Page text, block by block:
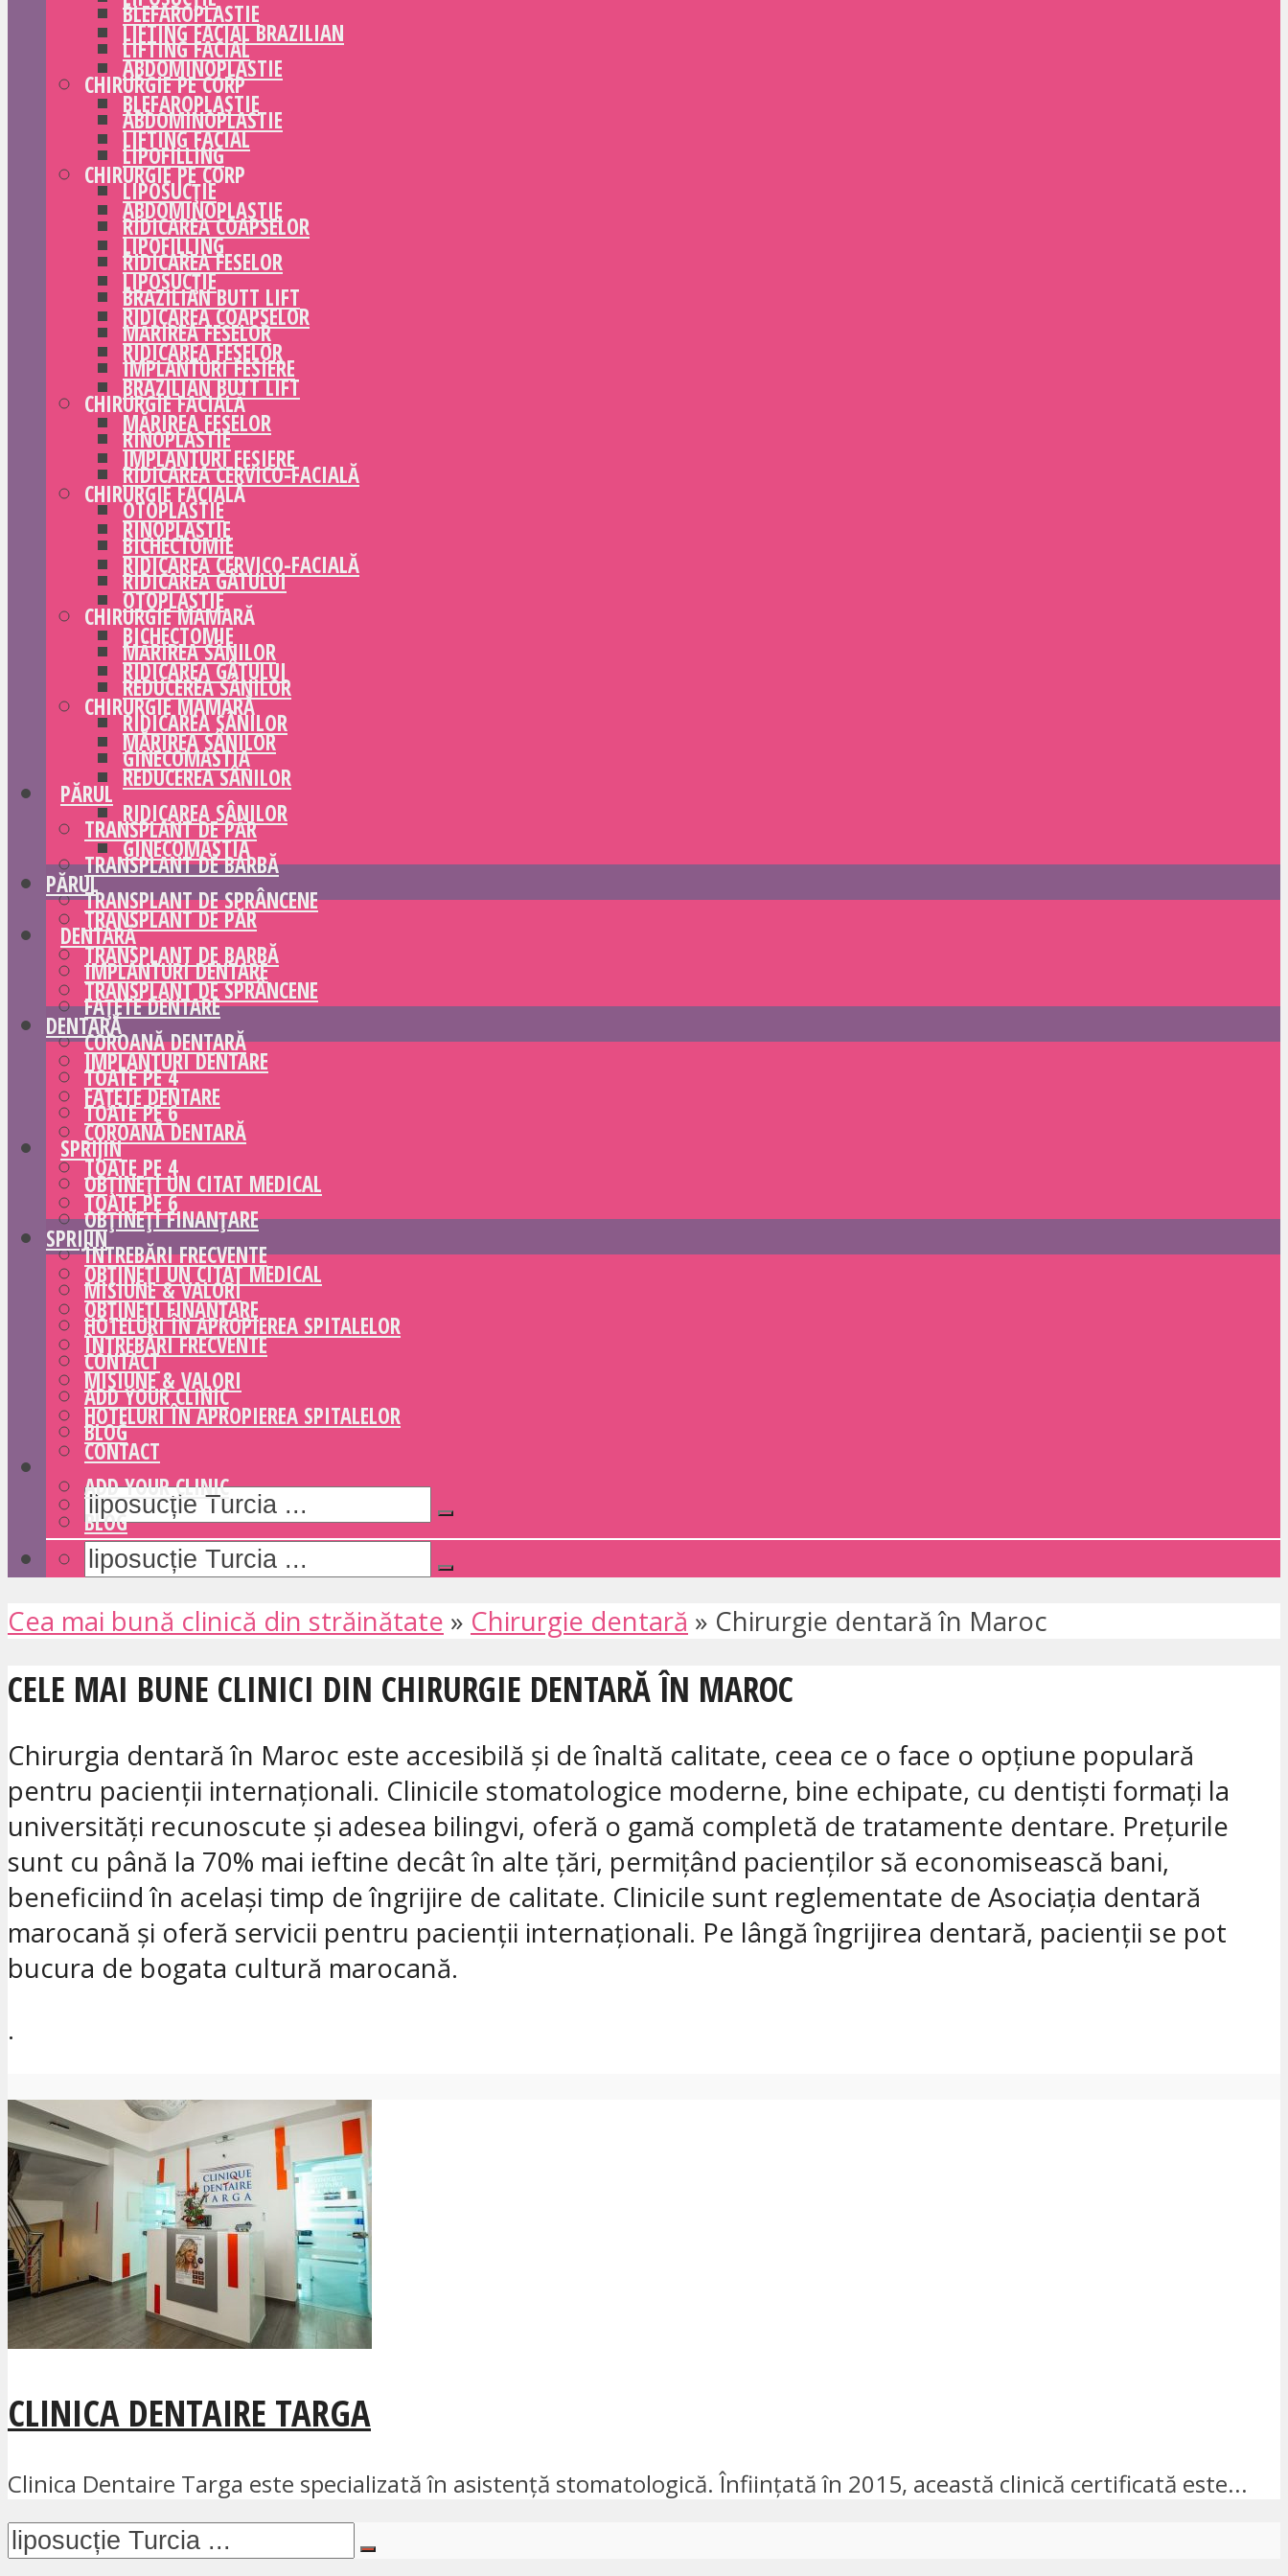
BLEFAROPLASTIE
LIFTING FACIAL
CHIRURGIE PE CORP
ABDOMINOPLASTIE
LIPOFILLING
LIPOSUCȚIE
RIDICAREA COAPSELOR
RIDICAREA FESELOR
BRAZILIAN BUTT LIFT
MĂRIREA FESELOR
IMPLANTURI FESIERE
CHIRURGIE FACIALĂ
RINOPLASTIE
RIDICAREA CERVICO-FACIALĂ
OTOPLASTIE
BICHECTOMIE
RIDICAREA GÂTULUI
CHIRURGIE MAMARĂ
MĂRIREA SÂNILOR
REDUCEREA SÂNILOR
RIDICAREA SÂNILOR
GINECOMASTIA
PĂRUL
TRANSPLANT DE PĂR
TRANSPLANT DE BARBĂ
TRANSPLANT DE SPRÂNCENE
DENTARĂ
IMPLANTURI DENTARE
FAȚETE DENTARE
COROANĂ DENTARĂ
TOATE PE 4
TOATE PE 6
SPRIJIN
OBȚINEȚI UN CITAT MEDICAL
OBȚINEȚI FINANȚARE
ÎNTREBĂRI FRECVENTE
MISIUNE & VALORI
HOTELURI ÎN APROPIEREA SPITALELOR
CONTACT
ADD YOUR CLINIC
BLOG
LIFTING FACIAL BRAZILIAN
ABDOMINOPLASTIE
BLEFAROPLASTIE
LIFTING FACIAL
CHIRURGIE PE CORP
ABDOMINOPLASTIE
LIPOFILLING
LIPOSUCȚIE
RIDICAREA COAPSELOR
RIDICAREA FESELOR
BRAZILIAN BUTT LIFT
MĂRIREA FESELOR
IMPLANTURI FESIERE
CHIRURGIE FACIALĂ
RINOPLASTIE
RIDICAREA CERVICO-FACIALĂ
OTOPLASTIE
BICHECTOMIE
RIDICAREA GÂTULUI
CHIRURGIE MAMARĂ
MĂRIREA SÂNILOR
REDUCEREA SÂNILOR
RIDICAREA SÂNILOR
GINECOMASTIA
PĂRUL
TRANSPLANT DE PĂR
TRANSPLANT DE BARBĂ
TRANSPLANT DE SPRÂNCENE
DENTARĂ
IMPLANTURI DENTARE
FAȚETE DENTARE
COROANĂ DENTARĂ
TOATE PE 4
TOATE PE 6
SPRIJIN
OBȚINEȚI UN CITAT MEDICAL
OBȚINEȚI FINANȚARE
ÎNTREBĂRI FRECVENTE
MISIUNE & VALORI
HOTELURI ÎN APROPIEREA SPITALELOR
CONTACT
ADD YOUR CLINIC
BLOG
Cea mai bună clinică din străinătate » Chirurgie dentară » Chirurgie dentară în Maroc
CELE MAI BUNE CLINICI DIN CHIRURGIE DENTARĂ ÎN MAROC
Chirurgia dentară în Maroc este accesibilă și de înaltă calitate, ceea ce o face o opțiune populară
pentru pacienții internaționali. Clinicile stomatologice moderne, bine echipate, cu dentiști formați la
universități recunoscute și adesea bilingvi, oferă o gamă completă de tratamente dentare. Prețurile
sunt cu până la 70% mai ieftine decât în alte țări, permițând pacienților să economisească bani,
beneficiind în același timp de îngrijire de calitate. Clinicile sunt reglementate de Asociația dentară
marocană și oferă servicii pentru pacienții internaționali. Pe lângă îngrijirea dentară, pacienții se pot
bucura de bogata cultură marocană.
.
CLINICA DENTAIRE TARGA
Clinica Dentaire Targa este specializată în asistență stomatologică. Înființată în 2015, această clinică certificată este...